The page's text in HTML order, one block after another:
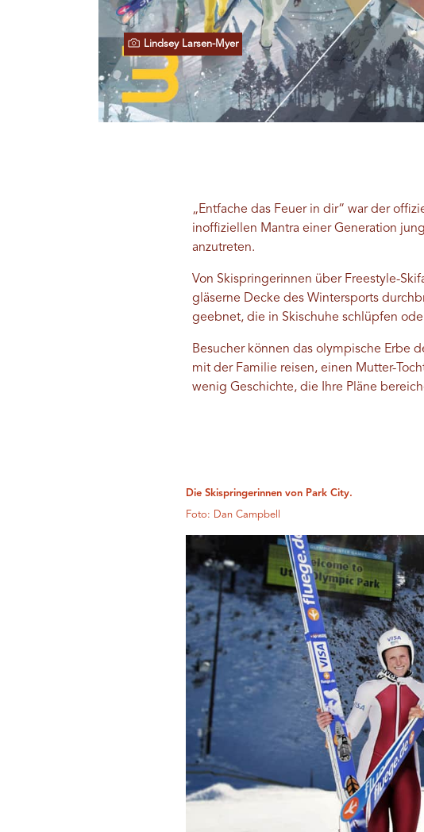
Lindsey Larsen-Myer
„Entfache das Feuer in dir“ war der
inoffiziellen Mantra einer Generation
anzutreten.
Von Skispringerinnen über Freestyle-
gläserne Decke des Wintersports
geebnet, die in Skischuhe schlüpfen
Besucher können das olympische Erbe
mit der Familie reisen, einen Mutter-
wenig Geschichte, die Ihre Pläne
Die Skispringerinnen von Park City.
Foto: Dan Campbell